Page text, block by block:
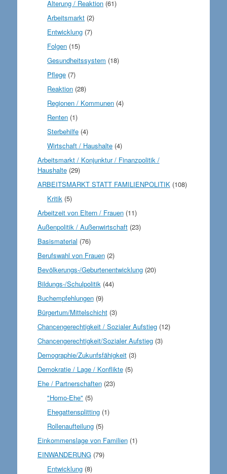
Alterung / Reaktion (61)
Arbeitsmarkt (2)
Entwicklung (7)
Folgen (15)
Gesundheitssystem (18)
Pflege (7)
Reaktion (28)
Regionen / Kommunen (4)
Renten (1)
Sterbehilfe (4)
Wirtschaft / Haushalte (4)
Arbeitsmarkt / Konjunktur / Finanzpolitik /
Haushalte(29)
ARBEITSMARKT STATT FAMILIENPOLITIK(108)
Kritik (5)
Arbeitzeit von Eltern / Frauen(11)
Außenpolitik / Außenwirtschaft(23)
Basismaterial (76)
Berufswahl von Frauen(2)
Bevölkerungs-/Geburtenentwicklung(20)
Bildungs-/Schulpolitik(44)
Buchempfehlungen(9)
Bürgertum/Mittelschicht(3)
Chancengerechtigkeit / Sozialer Aufstieg(12)
Chancengerechtigkeit/Sozialer Aufstieg(3)
Demographie/Zukunfsfähigkeit(3)
Demokratie / Lage / Konflikte(5)
Ehe / Partnerschaften(23)
"Homo-Ehe" (5)
Ehegattensplitting (1)
Rollenaufteilung (5)
Einkommenslage von Familien(1)
EINWANDERUNG(79)
Entwicklung (8)